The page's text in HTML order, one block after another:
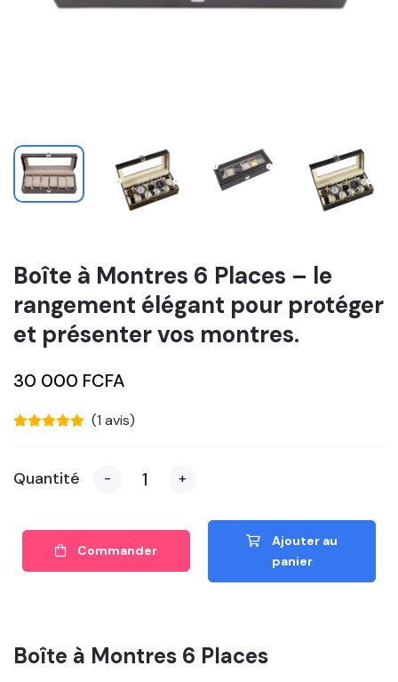
Boîte à Montres 6 Places – le
rangement élégant pour protéger
et présenter vos montres.
30 000 FCFA
(1 avis)
Quantité - +
Commander
Ajouter au
panier
Boîte à Montres 6 Places